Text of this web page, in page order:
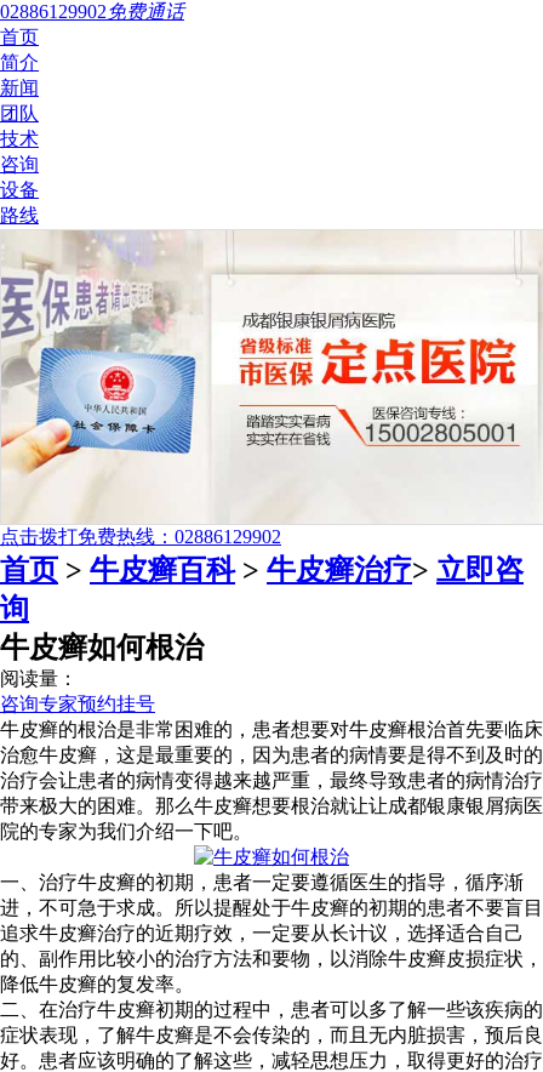
02886129902免费通话
首页
简介
新闻
团队
技术
咨询
设备
路线
点击拨打免费热线：02886129902
首页 > 牛皮癣百科> 牛皮癣治疗> 立即咨
询
牛皮癣如何根治
阅读量：
咨询专家预约挂号
牛皮癣的根治是非常困难的，患者想要对牛皮癣根治首先要临床
治愈牛皮癣，这是最重要的，因为患者的病情要是得不到及时的
治疗会让患者的病情变得越来越严重，最终导致患者的病情治疗
带来极大的困难。那么牛皮癣想要根治就让让成都银康银屑病医
院的专家为我们介绍一下吧。
一、治疗牛皮癣的初期，患者一定要遵循医生的指导，循序渐
进，不可急于求成。所以提醒处于牛皮癣的初期的患者不要盲目
追求牛皮癣治疗的近期疗效，一定要从长计议，选择适合自己
的、副作用比较小的治疗方法和要物，以消除牛皮癣皮损症状，
降低牛皮癣的复发率。
二、在治疗牛皮癣初期的过程中，患者可以多了解一些该疾病的
症状表现，了解牛皮癣是不会传染的，而且无内脏损害，预后良
好。患者应该明确的了解这些，减轻思想压力，取得更好的治疗